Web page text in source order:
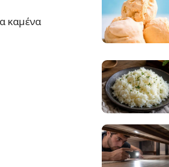
καμένα